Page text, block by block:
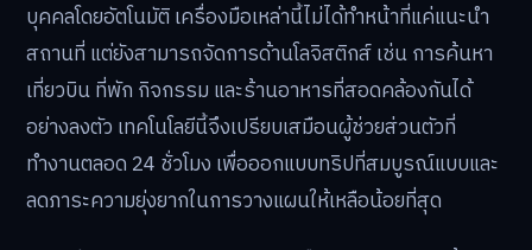
บุคคลโดยอัตโนมัติ เครื่องมือเหล่านี้ไม่ได้ทำหน้าที่แค่แนะนำ
สถานที่ แต่ยังสามารถจัดการด้านโลจิสติกส์ เช่น การค้นหา
เที่ยวบิน ที่พัก กิจกรรม และร้านอาหารที่สอดคล้องกันได้
อย่างลงตัว เทคโนโลยีนี้จึงเปรียบเสมือนผู้ช่วยส่วนตัวที่
ทำงานตลอด 24 ชั่วโมง เพื่อออกแบบทริปที่สมบูรณ์แบบและ
ลดภาระความยุ่งยากในการวางแผนให้เหลือน้อยที่สุด